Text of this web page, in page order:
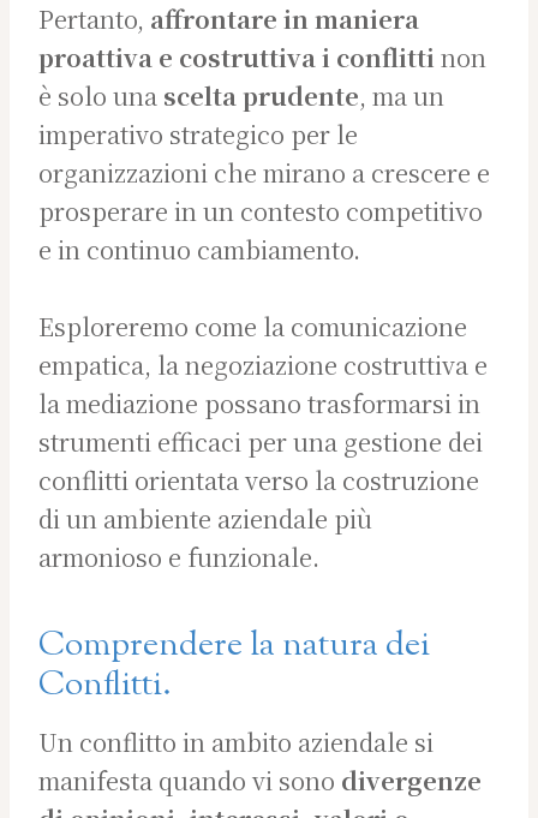
Pertanto, affrontare in maniera
proattiva e costruttiva i conflitti non
è solo una scelta prudente, ma un
imperativo strategico per le
organizzazioni che mirano a crescere e
prosperare in un contesto competitivo
e in continuo cambiamento.
Esploreremo come la comunicazione
empatica, la negoziazione costruttiva e
la mediazione possano trasformarsi in
strumenti efficaci per una gestione dei
conflitti orientata verso la costruzione
di un ambiente aziendale più
armonioso e funzionale.
Comprendere la natura dei
Conflitti.
Un conflitto in ambito aziendale si
manifesta quando vi sono divergenze